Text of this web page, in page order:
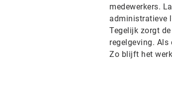
medewerkers.
administratieve
Tegelijk zorgt
regelgeving. Als
Zo blijft het